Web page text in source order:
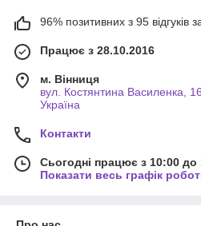
96% позитивних з 95 відгуків
Працює з 28.10.2016
м. Вінниця
вул. Костянтина Василенка,
Україна
Контакти
Сьогодні працює з 10:00 до
Показати весь графік